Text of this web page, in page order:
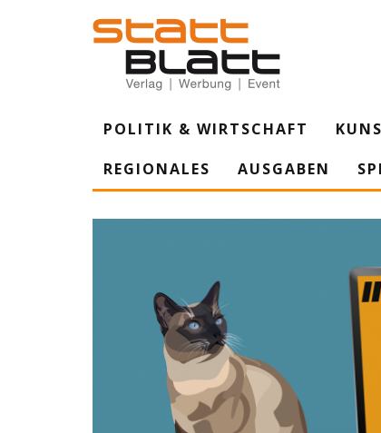
POLITIK & WIRTSCHAFT
REGIONALES
AUSGABEN